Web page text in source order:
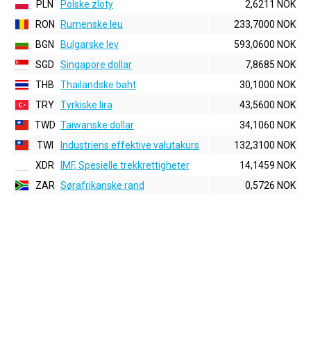
PLN
Polske zloty
2,6211 NOK
RON
Rumenske leu
233,7000 NOK
BGN
Bulgarske lev
593,0600 NOK
SGD
Singapore dollar
7,8685 NOK
THB
Thailandske baht
30,1000 NOK
TRY Tyrkiske lira
43,5600 NOK
TWD Taiwanske dollar
34,1060 NOK
TWI
Industriens effektive valutakurs
132,3100 NOK
XDR
IMF, Spesielle trekkrettigheter
14,1459 NOK
ZAR Sørafrikanske rand 0,5726 NOK